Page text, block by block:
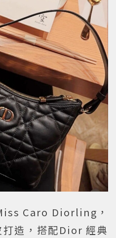
Caro Diorling，
造，搭配Dior 經典